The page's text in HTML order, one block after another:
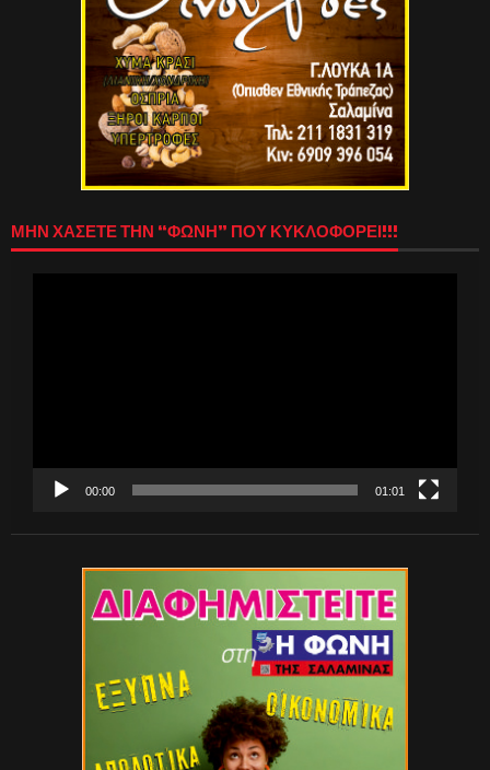
ΜΗΝ ΧΑΣΕΤΕ ΤΗΝ “ΦΩΝΗ” ΠΟΥ ΚΥΚΛΟΦΟΡΕΙ!!!
00:00 01:01